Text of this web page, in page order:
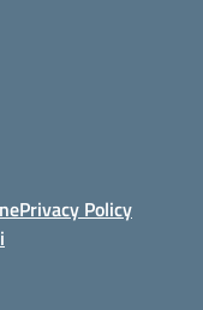
Privacy Policy